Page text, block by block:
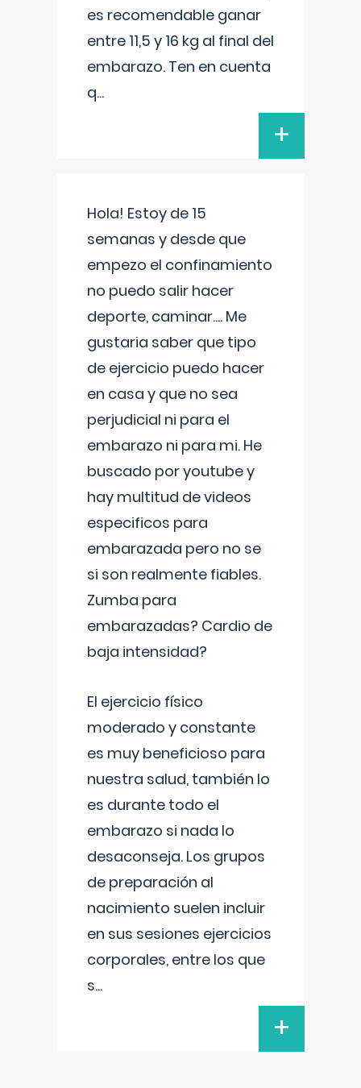
es recomendable ganar
entre 11,5 y 16 kg al final del
embarazo. Ten en cuenta
q...
+
Hola! Estoy de 15
semanas y desde que
empezo el confinamiento
no puedo salir hacer
deporte, caminar.... Me
gustaria saber que tipo
de ejercicio puedo hacer
en casa y que no sea
perjudicial ni para el
embarazo ni para mi. He
buscado por youtube y
hay multitud de videos
especificos para
embarazada pero no se
si son realmente fiables.
Zumba para
embarazadas? Cardio de
baja intensidad?
El ejercicio físico
moderado y constante
es muy beneficioso para
nuestra salud, también lo
es durante todo el
embarazo si nada lo
desaconseja. Los grupos
de preparación al
nacimiento suelen incluir
en sus sesiones ejercicios
corporales, entre los que
s...
+